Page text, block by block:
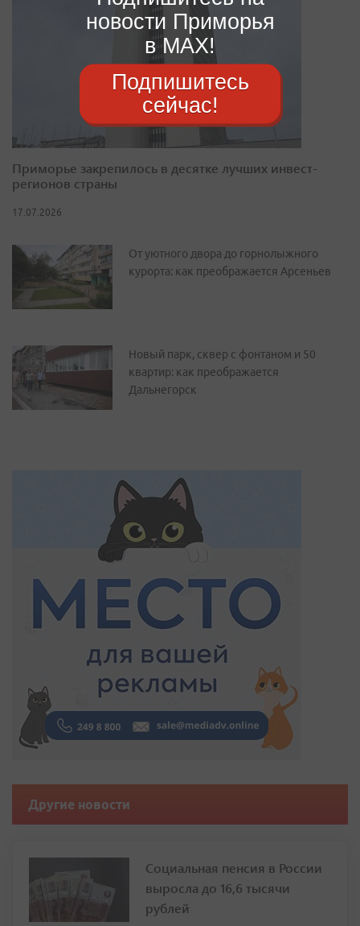
Приморье закрепилось в десятке лучших инвест-
регионов страны
17.07.2026
От уютного двора до горнолыжного
курорта: как преображается Арсеньев
Новый парк, сквер с фонтаном и 50
квартир: как преображается
Дальнегорск
Другие новости
Социальная пенсия в России
выросла до 16,6 тысячи
рублей
новости Приморья
в MAX!
Подпишитесь
сейчас!